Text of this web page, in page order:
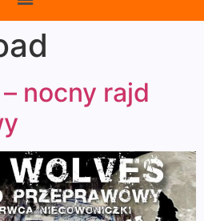
nocny rajd